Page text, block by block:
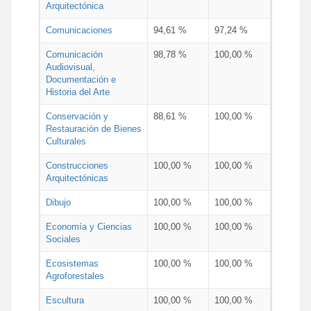
Arquitectónica
Comunicaciones 94,61 % 97,24 %
Comunicación
Audiovisual,
Documentación e
Historia del Arte
98,78 % 100,00 %
Conservación y
Restauración de Bienes
Culturales
88,61 % 100,00 %
Construcciones
Arquitectónicas
100,00 % 100,00 %
Dibujo 100,00 % 100,00 %
Economía y Ciencias
Sociales
100,00 % 100,00 %
Ecosistemas
Agroforestales
100,00 % 100,00 %
Escultura 100,00 % 100,00 %